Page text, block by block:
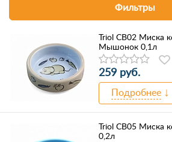
Фильтры
Triol CB02 Миска
Мышонок 0,1л
259 руб.
Подробнее
Triol CB05 Миска
0,2л